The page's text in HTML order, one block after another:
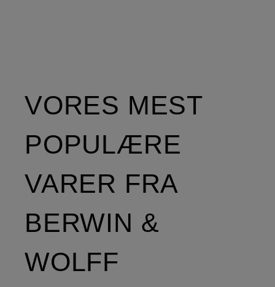
VORES MEST
POPULÆRE
VARER FRA
BERWIN &
WOLFF